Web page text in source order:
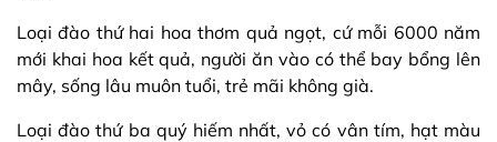
Loại đào thứ hai hoa thơm quả ngọt, cứ mỗi 6000 năm
mới khai hoa kết quả, người ăn vào có thể bay bổng lên
mây, sống lâu muôn tuổi, trẻ mãi không già.
Loại đào thứ ba quý hiếm nhất, vỏ có vân tím, hạt màu